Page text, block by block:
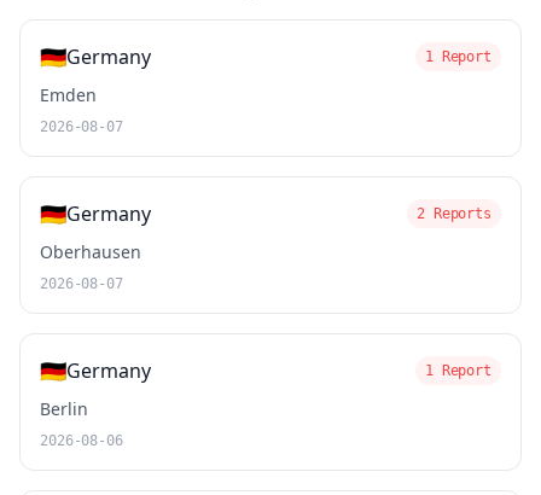
🇩🇪Germany 1 Report
Emden
2026-08-07
🇩🇪Germany 2 Reports
Oberhausen
2026-08-07
🇩🇪Germany 1 Report
Berlin
2026-08-06